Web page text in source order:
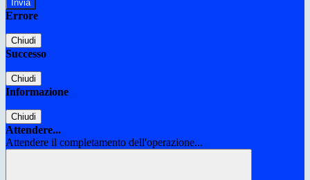
Errore
Chiudi
Successo
Chiudi
Informazione
Chiudi
Attendere...
Attendere il completamento dell'operazione...